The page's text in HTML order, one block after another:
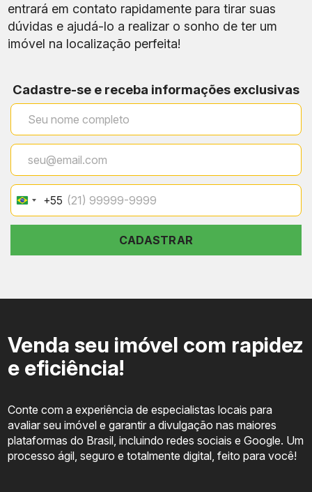
entrará em contato rapidamente para tirar suas
dúvidas e ajudá-lo a realizar o sonho de ter um
imóvel na localização perfeita!
Cadastre-se e receba informações exclusivas
Brazil
+55
+55
CADASTRAR
Venda seu imóvel com rapidez
e eficiência!
Conte com a experiência de especialistas locais para
avaliar seu imóvel e garantir a divulgação nas maiores
plataformas do Brasil, incluindo redes sociais e Google. Um
processo ágil, seguro e totalmente digital, feito para você!